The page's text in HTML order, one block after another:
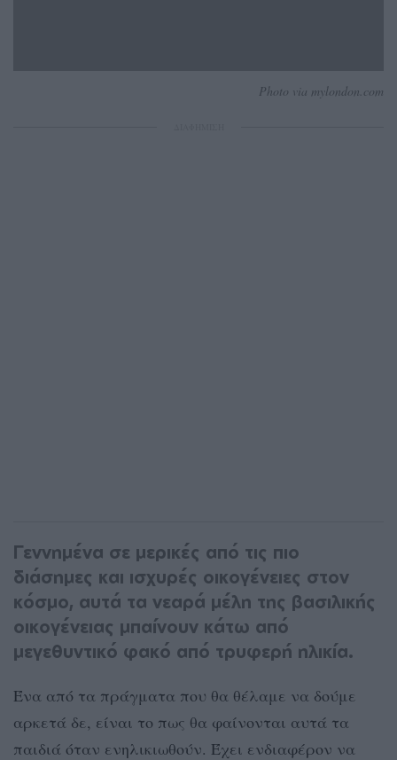
Photo via mylondon.com
Γεννημένα σε μερικές από τις πιο
διάσημες και ισχυρές οικογένειες στον
κόσμο, αυτά τα νεαρά μέλη της βασιλικής
οικογένειας μπαίνουν κάτω από
μεγεθυντικό φακό από τρυφερή ηλικία.
Ένα από τα πράγματα που θα θέλαμε να δούμε
αρκετά δε, είναι το πως θα φαίνονται αυτά τα
παιδιά όταν ενηλικιωθούν. Έχει ενδιαφέρον να